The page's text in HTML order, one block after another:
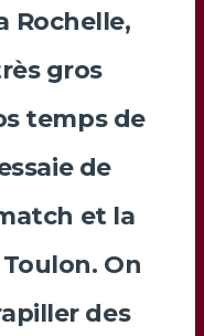
Rochelle,
gros
temps de
de
et la
On
des